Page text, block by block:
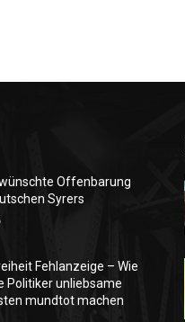
Offenbarung
Syrers
Fehlanzeige – Wie
Politiker unliebsame
mundtot machen